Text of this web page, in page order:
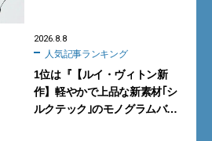
2026.8.8
人気記事ランキング
1位は『【ルイ・ヴィトン新
作】軽やかで上品な新素材｢シ
ルクテック｣のモノグラムバッ